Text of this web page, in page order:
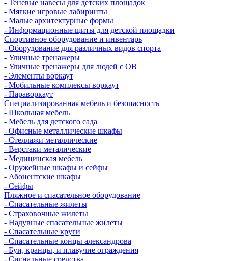
- Теневые навесы для детских площадок
- Мягкие игровые лабиринты
- Малые архитектурные формы
- Информационные щиты для детской площадки
Спортивное оборудование и инвентарь
- Оборудование для различных видов спорта
- Уличные тренажеры
- Уличные тренажеры для людей с ОВ
- Элементы воркаут
- Мобильные комплексы воркаут
- Параворкаут
Cпециализированная мебель и безопасность
- Школьная мебель
- Мебель для детского сада
- Офисные металлические шкафы
- Стеллажи металлические
- Верстаки металические
- Медицинская мебель
- Оружейные шкафы и сейфы
- Абонентские шкафы
- Сейфы
Пляжное и спасательное оборудование
- Спасательные жилеты
- Страховочные жилеты
- Надувные спасательные жилеты
- Спасательные круги
- Спасательные концы александрова
- Буи, кранцы, и плавучие ограждения